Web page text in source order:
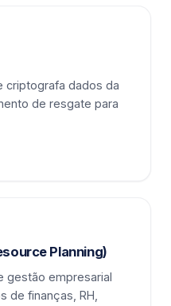
criptografa dados da
de resgate para
Planning)
gestão empresarial
de finanças, RH,